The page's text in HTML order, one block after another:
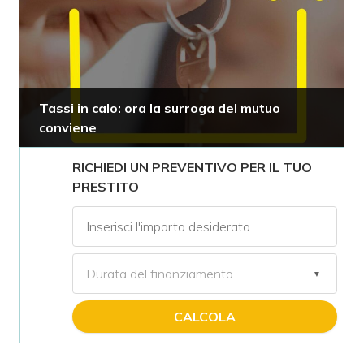
Tassi in calo: ora la surroga del mutuo
conviene
RICHIEDI UN PREVENTIVO PER IL TUO
PRESTITO
CALCOLA